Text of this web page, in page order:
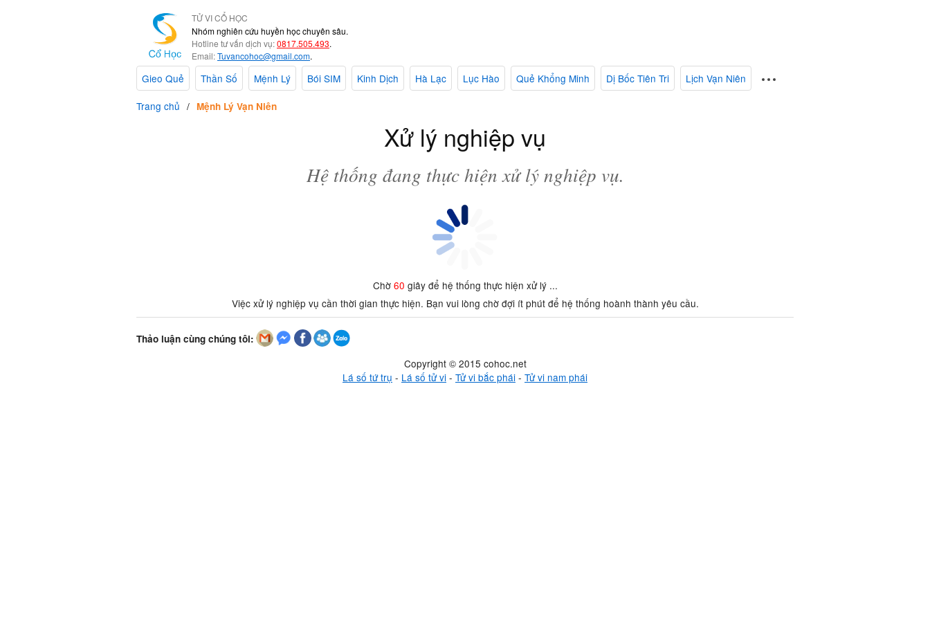
TỬ VI CỔ HỌC
Nhóm nghiên cứu huyền học chuyên sâu.
Hotline tư vấn dịch vụ:0817.505.493.
Email:Tuvancohoc@gmail.com.
Gieo Quẻ Thần Số Mệnh Lý Bói SIM Kinh Dịch Hà Lạc Lục Hào Quẻ Khổng Minh Dị Bốc Tiên Tri
Lịch Vạn Niên
Trang chủ
Mệnh Lý Vạn Niên
Xử lý nghiệp vụ
Hệ thống đang thực hiện xử lý nghiệp vụ.
Chờ 60 giây để hệ thống thực hiện xử lý ...
Việc xử lý nghiệp vụ cần thời gian thực hiện. Bạn vui lòng chờ đợi ít phút để hệ thống hoành thành yêu cầu.
Thảo luận cùng chúng tôi:
Copyright © 2015 cohoc.net
Lá số tứ trụ - Lá số tử vi - Tử vi bắc phái - Tử vi nam phái